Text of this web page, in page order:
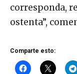
corresponda,
ostenta”,
Comparte esto: